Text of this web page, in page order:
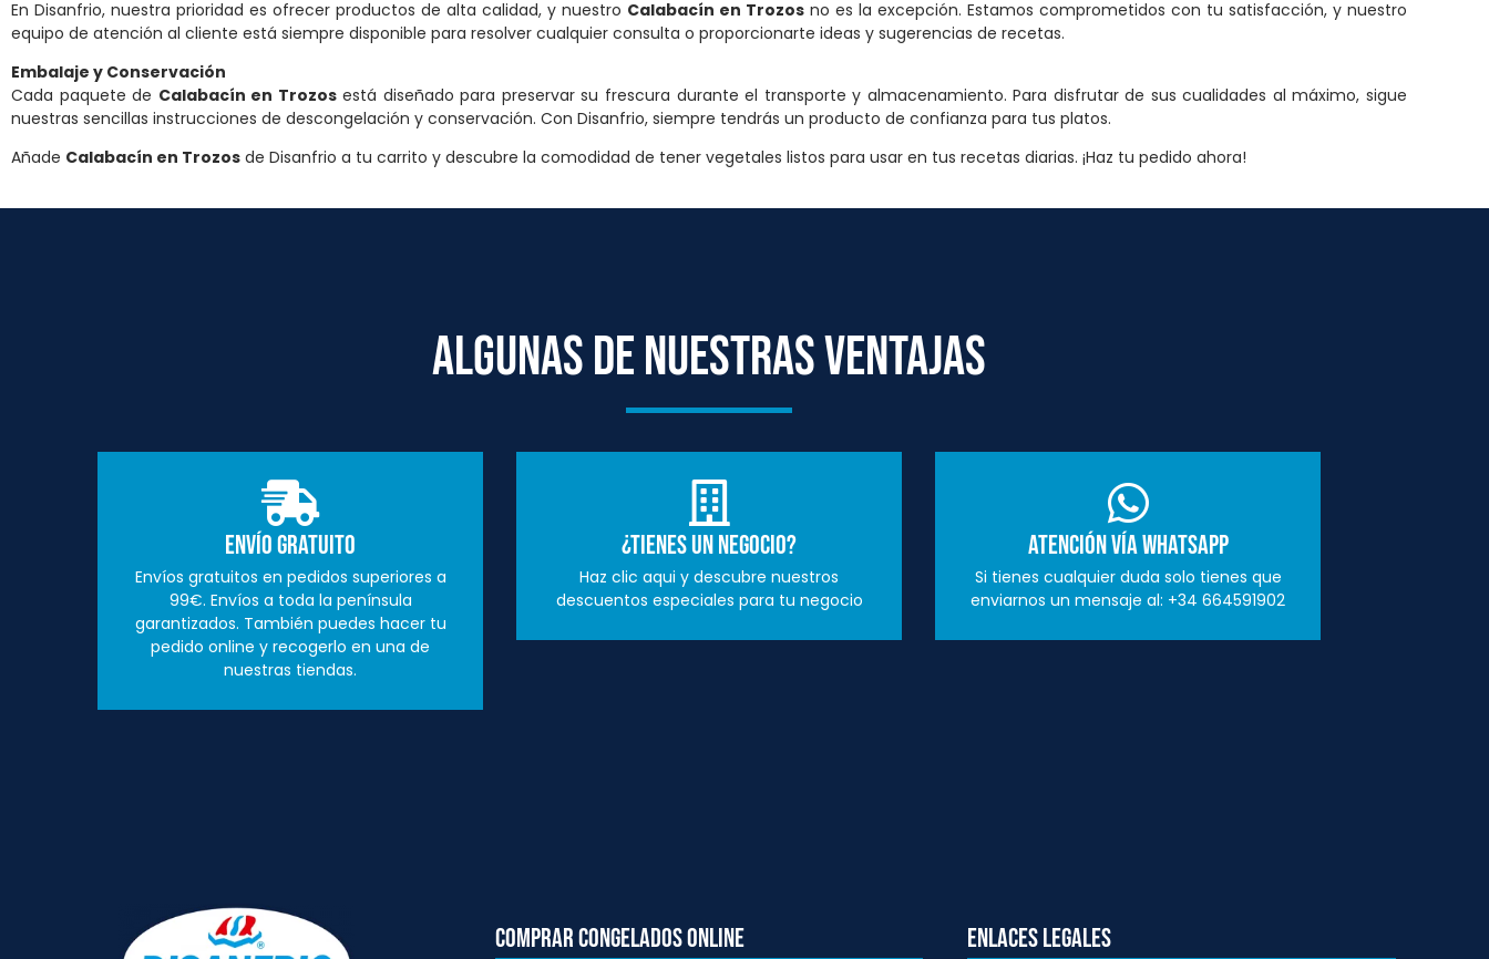
En Disanfrio, nuestra prioridad es ofrecer productos de alta calidad, y nuestro Calabacín en Trozos no es la excepción. Estamos comprometidos con tu satisfacción, y nuestro
equipo de atención al cliente está siempre disponible para resolver cualquier consulta o proporcionarte ideas y sugerencias de recetas.
Embalaje y Conservación
Cada paquete de Calabacín en Trozosestá diseñado para preservar su frescura durante el transporte y almacenamiento. Para disfrutar de sus cualidades al máximo, sigue
nuestras sencillas instrucciones de descongelación y conservación. Con Disanfrio, siempre tendrás un producto de confianza para tus platos.
Añade Calabacín en Trozos de Disanfrio a tu carrito y descubre la comodidad de tener vegetales listos para usar en tus recetas diarias. ¡Haz tu pedido ahora!
ALGUNAS DE NUESTRAS VENTAJAS
Envío Gratuito
Envíos gratuitos en pedidos superiores a
99€. Envíos a toda la península
garantizados. También puedes hacer tu
pedido online y recogerlo en una de
nuestras tiendas.
¿Tienes un negocio?
Haz clic aqui y descubre nuestros
descuentos especiales para tu negocio
Atención vía Whatsapp
Si tienes cualquier duda solo tienes que
enviarnos un mensaje al: +34 664591902
Comprar congelados online Enlaces Legales